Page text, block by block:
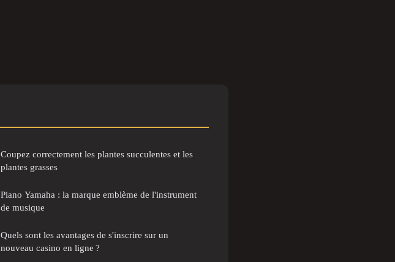
Coupez correctement les plantes succulentes et les
plantes grasses
Piano Yamaha : la marque emblème de l'instrument
de musique
Quels sont les avantages de s'inscrire sur un
nouveau casino en ligne ?